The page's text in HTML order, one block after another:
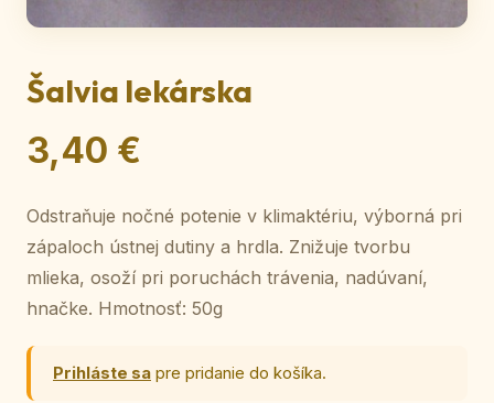
Šalvia lekárska
3,40 €
Odstraňuje nočné potenie v klimaktériu, výborná pri
zápaloch ústnej dutiny a hrdla. Znižuje tvorbu
mlieka, osoží pri poruchách trávenia, nadúvaní,
hnačke. Hmotnosť: 50g
Prihláste sa pre pridanie do košíka.